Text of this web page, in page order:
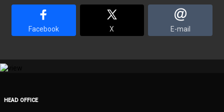
Facebook X E-mail
HEAD OFFICE